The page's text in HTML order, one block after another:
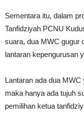
Sementara itu, dalam
Tanfidziyah PCNU
suara, dua MWC gugur
lantaran kepengurusan
Lantaran ada dua
maka hanya ada tujuh
pemilihan ketua